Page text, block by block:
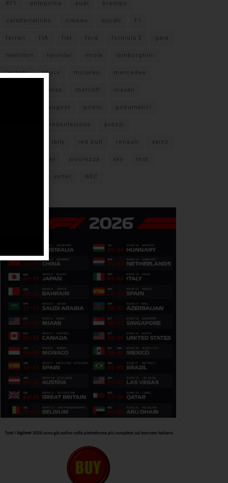
#F1 anteprima audi brembo
caratteristiche citroen ducati F1
ferrari FIA fiat ford formula E gara
hamilton hyundai imola lamborghini
leclerc libere mclaren mercedes
monza motoGP nissan
peugeot pirelli pneumatici
presentazione prezzi
rally red bull renault sainz
sebastian vettel sicurezza sky test
vettel WEC